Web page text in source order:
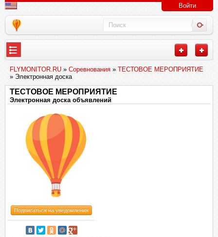
Войти
FLYMONITOR.RU » Соревнования » ТЕСТОВОЕ МЕРОПРИЯТИЕ
» Электронная доска
ТЕСТОВОЕ МЕРОПРИЯТИЕ
Электронная доска объявлений
Подписаться на уведомления